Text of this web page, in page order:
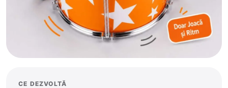
CE DEZVOLTĂ